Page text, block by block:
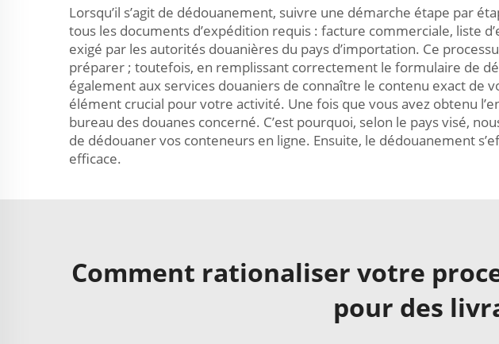
Lorsqu’il s’agit de dédouanement, suivre une démarche étape par
tous les documents d’expédition requis : facture commerciale, liste
exigé par les autorités douanières du pays d’importation. Ce
préparer ; toutefois, en remplissant correctement le formulaire de
également aux services douaniers de connaître le contenu exact
élément crucial pour votre activité. Une fois que vous avez obtenu
bureau des douanes concerné. C’est pourquoi, selon le pays visé,
de dédouaner vos conteneurs en ligne. Ensuite, le dédouanement
efficace.
Comment rationaliser votre
pour des